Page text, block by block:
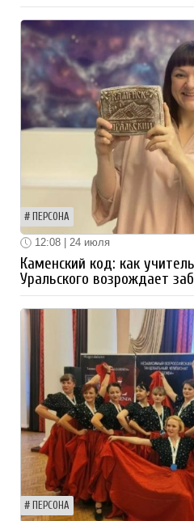
ПЕРСОНА
12:08 | 24 июля
Каменский код: как
Уральского возрождает
ПЕРСОНА